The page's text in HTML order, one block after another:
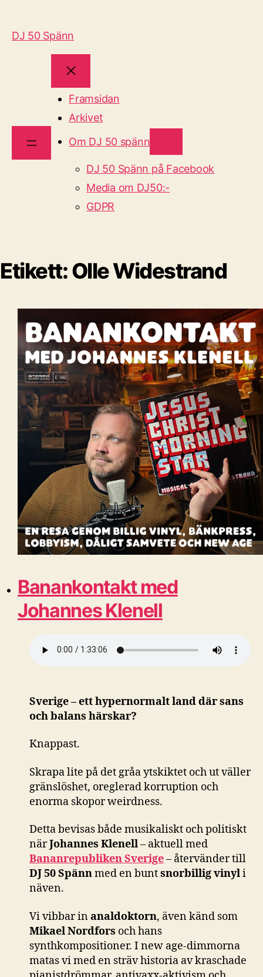
DJ 50 Spänn
Framsidan
Arkivet
Om DJ 50 spänn
DJ 50 Spänn på Facebook
Media om DJ50:-
GDPR
Etikett:Olle Widestrand
Banankontakt med
Johannes Klenell
Sverige – ett hypernormalt land där sans
och balans härskar?
Knappast.
Skrapa lite på det gråa ytskiktet och ut väller
gränslöshet, oreglerad korruption och
enorma skopor weirdness.
Detta bevisas både musikaliskt och politiskt
närJohannes Klenell– aktuell med
Bananrepubliken Sverige– återvänder till
DJ 50 Spännmed en buntsnorbillig vinyli
näven.
Vi vibbar inanaldoktorn, även känd som
Mikael Nordfors och hans
synthkompositioner. I new age-dimmorna
matas vi med en sträv historia av kraschade